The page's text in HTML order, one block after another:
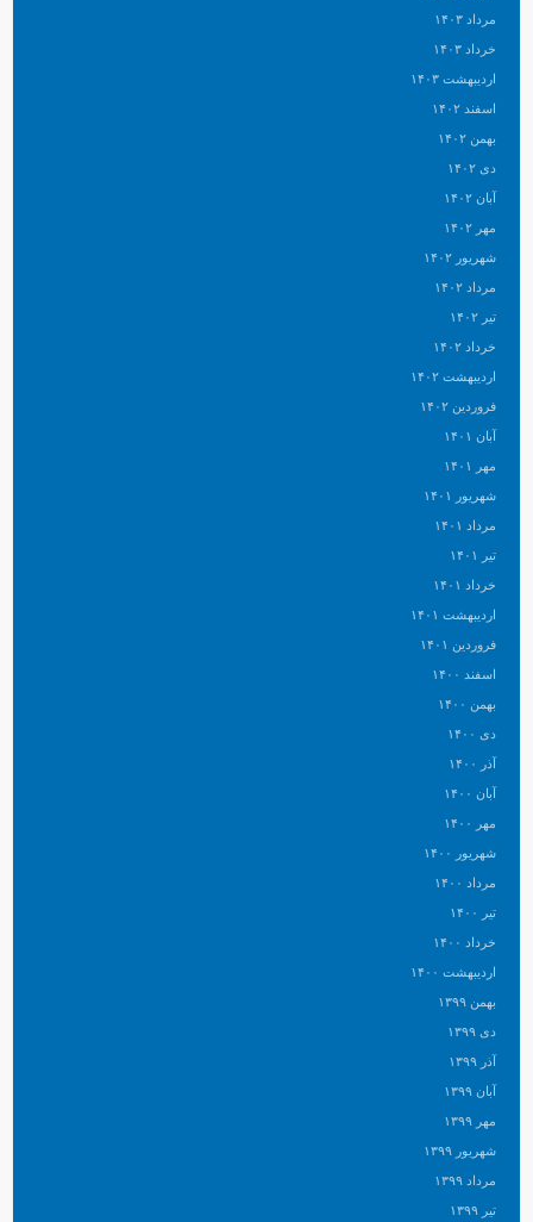
مرداد ۱۴۰۳
خرداد ۱۴۰۳
اردیبهشت ۱۴۰۳
اسفند ۱۴۰۲
بهمن ۱۴۰۲
دی ۱۴۰۲
آبان ۱۴۰۲
مهر ۱۴۰۲
شهریور ۱۴۰۲
مرداد ۱۴۰۲
تیر ۱۴۰۲
خرداد ۱۴۰۲
اردیبهشت ۱۴۰۲
فروردین ۱۴۰۲
آبان ۱۴۰۱
مهر ۱۴۰۱
شهریور ۱۴۰۱
مرداد ۱۴۰۱
تیر ۱۴۰۱
خرداد ۱۴۰۱
اردیبهشت ۱۴۰۱
فروردین ۱۴۰۱
اسفند ۱۴۰۰
بهمن ۱۴۰۰
دی ۱۴۰۰
آذر ۱۴۰۰
آبان ۱۴۰۰
مهر ۱۴۰۰
شهریور ۱۴۰۰
مرداد ۱۴۰۰
تیر ۱۴۰۰
خرداد ۱۴۰۰
اردیبهشت ۱۴۰۰
بهمن ۱۳۹۹
دی ۱۳۹۹
آذر ۱۳۹۹
آبان ۱۳۹۹
مهر ۱۳۹۹
شهریور ۱۳۹۹
مرداد ۱۳۹۹
تیر ۱۳۹۹